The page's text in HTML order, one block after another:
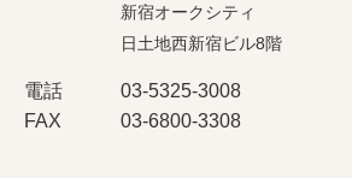
新宿オークシティ
日土地西新宿ビル8階
電話
FAX
03-5325-3008
03-6800-3308